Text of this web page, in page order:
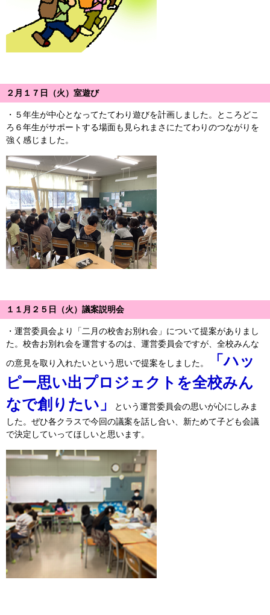
２月１７日（火）室遊び
・５年生が中心となってたてわり遊びを計画しました。ところどこ
ろ６年生がサポートする場面も見られまさにたてわりのつながりを
強く感じました。
１１月２５日（火）議案説明会
・運営委員会より「二月の校舎お別れ会」について提案がありまし
た。校舎お別れ会を運営するのは、運営委員会ですが、全校みんな
の意見を取り入れたいという思いで提案をしました。
「ハッ
ピー思い出プロジェクトを全校みん
なで創りたい」
という運営委員会の思いが心にしみま
した。ぜひ各クラスで今回の議案を話し合い、新ためて子ども会議
で決定していってほしいと思います。